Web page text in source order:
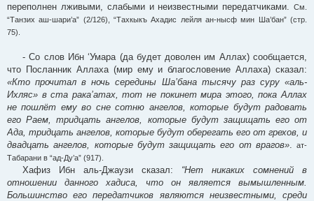
переполнен лживыми, слабыми и неизвестными передатчиками.
См.
“Танзих аш-шари’а” (2/126), “Тахкыкъ Ахадис лейля ан-нысф мин Ша’бан” (стр.
75).
- Со слов Ибн ‘Умара (да будет доволен им Аллах) сообщается,
что Посланник Аллаха (мир ему и благословение Аллаха) сказал:
«Кто прочитал в ночь середины Ша’бана тысячу раз суру «аль-
Ихляс» в ста рака’атах, тот не покинет мира этого, пока Аллах
не пошлёт ему во сне сотню ангелов, которые будут радовать
его Раем, тридцать ангелов, которые будут защищать его от
Ада, тридцать ангелов, которые будут оберегать его от грехов, и
двадцать ангелов, которые будут защищать его от врагов».
ат-
Табарани в “ад-Ду’а” (917).
Хафиз Ибн аль-Джаузи сказал: “Нет никаких сомнений в
отношении данного хадиса, что он является вымышленным.
Большинство его передатчиков являются неизвестными, среди